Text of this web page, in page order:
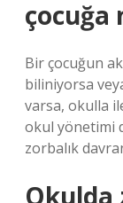
çocuğa
Bir çocuğun
biliniyorsa
varsa, okulla
okul yönetimi
zorbalık
Okulda